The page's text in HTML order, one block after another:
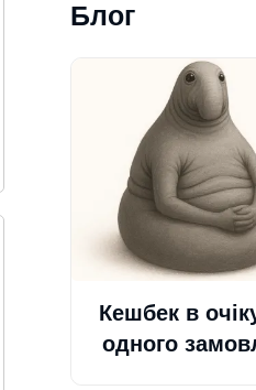
Блог
Кешбек в
одного